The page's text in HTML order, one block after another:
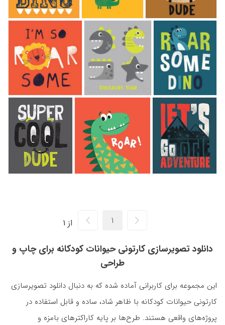
از 1
دانلود تصویرسازی کارتونی حیوانات کودکانه برای چاپ و
طراحی
این مجموعه برای کاربرانی آماده شده که به دنبال دانلود تصویرسازی
کارتونی حیوانات کودکانه با ظاهر شاد، ساده و قابل استفاده در
پروژه‌های واقعی هستند. طرح‌ها بر پایه کاراکترهای بامزه و